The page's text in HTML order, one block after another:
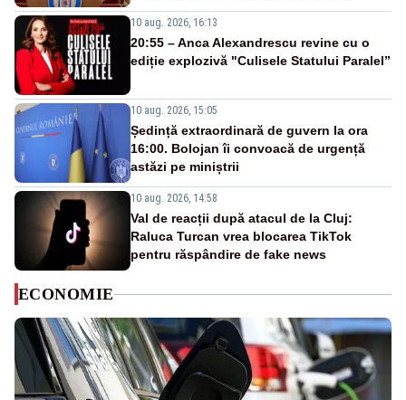
10 aug. 2026, 16:13
20:55 – Anca Alexandrescu revine cu o
ediție explozivă "Culisele Statului Paralel”
10 aug. 2026, 15:05
Ședință extraordinară de guvern la ora
16:00. Bolojan îi convoacă de urgență
astăzi pe miniștrii
10 aug. 2026, 14:58
Val de reacții după atacul de la Cluj:
Raluca Turcan vrea blocarea TikTok
pentru răspândire de fake news
ECONOMIE